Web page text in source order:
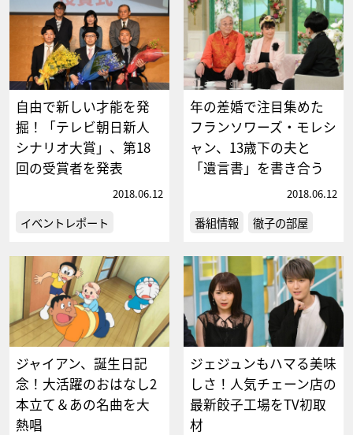
自由で新しい才能を発
掘！「テレビ朝日新人
シナリオ大賞」、第18
回の受賞者を発表
2018.06.12
イベントレポート
年の差婚で注目集めた
フランソワーズ・モレシ
ャン、13歳下の夫と
「遺言書」を書き合う
2018.06.12
番組情報 徹子の部屋
ジャイアン、誕生日記
念！大活躍のおはなし2
本立て＆あの名曲を大
熱唱
ジェジュンもハマる美味
しさ！人気チェーン店の
最新餃子工場をTV初取
材